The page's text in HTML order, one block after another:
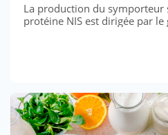
La production du symporteur
protéine NIS est dirigée par le